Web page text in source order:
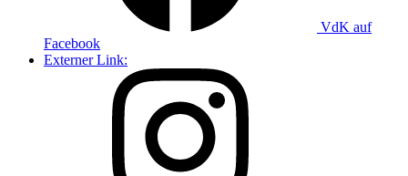
VdK auf
Facebook
Externer Link: